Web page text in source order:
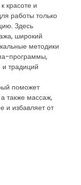
красоте и
работы только
Здесь
широкий
методики
программы,
и традиций
поможет
также массаж,
и избавляет от